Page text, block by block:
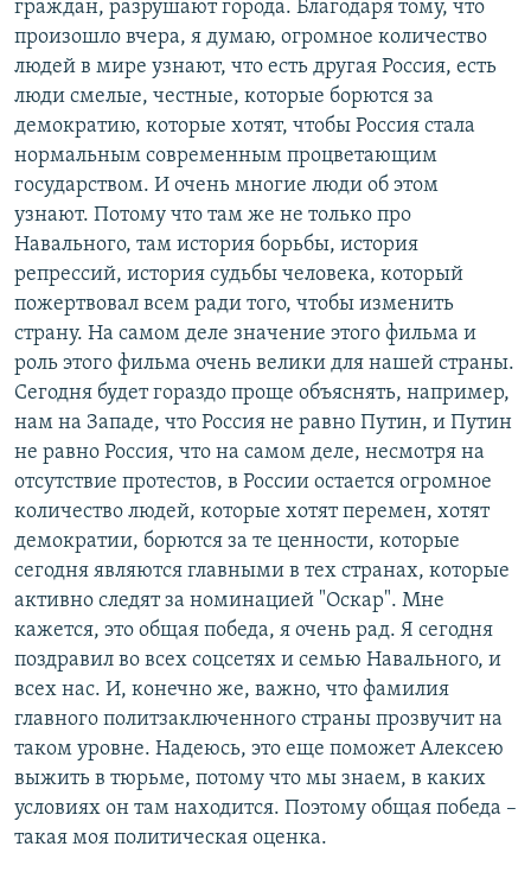
граждан, разрушают города. Благодаря тому, что
произошло вчера, я думаю, огромное количество
людей в мире узнают, что есть другая Россия, есть
люди смелые, честные, которые борются за
демократию, которые хотят, чтобы Россия стала
нормальным современным процветающим
государством. И очень многие люди об этом
узнают. Потому что там же не только про
Навального, там история борьбы, история
репрессий, история судьбы человека, который
пожертвовал всем ради того, чтобы изменить
страну. На самом деле значение этого фильма и
роль этого фильма очень велики для нашей страны.
Сегодня будет гораздо проще объяснять, например,
нам на Западе, что Россия не равно Путин, и Путин
не равно Россия, что на самом деле, несмотря на
отсутствие протестов, в России остается огромное
количество людей, которые хотят перемен, хотят
демократии, борются за те ценности, которые
сегодня являются главными в тех странах, которые
активно следят за номинацией "Оскар". Мне
кажется, это общая победа, я очень рад. Я сегодня
поздравил во всех соцсетях и семью Навального, и
всех нас. И, конечно же, важно, что фамилия
главного политзаключенного страны прозвучит на
таком уровне. Надеюсь, это еще поможет Алексею
выжить в тюрьме, потому что мы знаем, в каких
условиях он там находится. Поэтому общая победа –
такая моя политическая оценка.